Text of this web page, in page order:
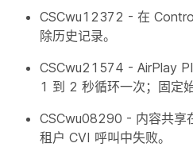
CSCwu12372 - 在
除历史记录。
CSCwu21574 - AirPlay
1 到 2 秒循环一次；固定
CSCwu08290 - 内容共
租户 CVI 呼叫中失败。